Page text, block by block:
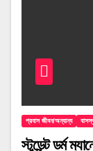
প্রবাস জীবন/অন্যান্য
স্টুডেন্ট ডর্ম